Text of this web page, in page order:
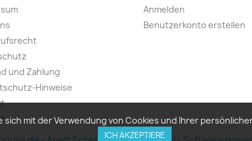
und Zahlung
Hinweise
Anmelden
Benutzerkonto erstellen
mit der Verwendung von Cookies und Ihrer
ICH AKZEPTIERE